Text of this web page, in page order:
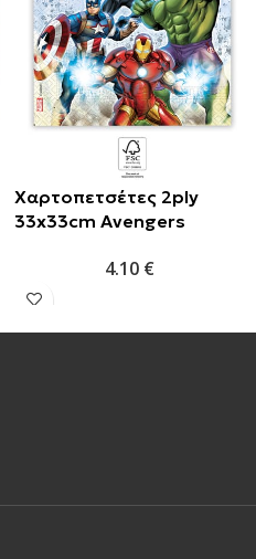
Χαρτοπετσέτες 2ply
33x33cm Avengers
4.10 €